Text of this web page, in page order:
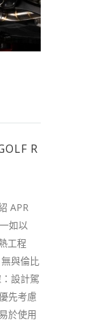
R
APR
如以
工程
與倫比
設計駕
先考慮
於使用